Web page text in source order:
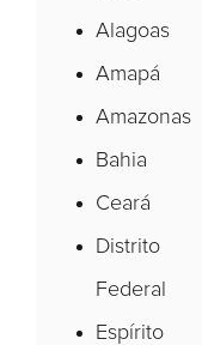
Alagoas
Amapá
Amazonas
Bahia
Ceará
Distrito
Federal
Espírito